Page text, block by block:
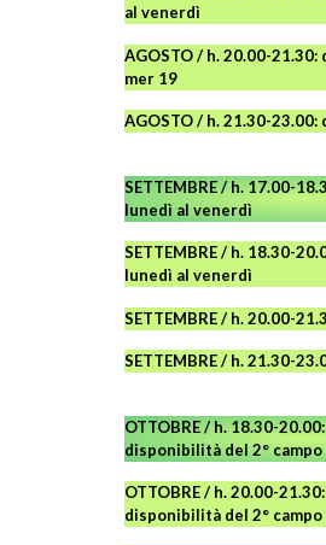
al venerdì
AGOSTO / h. 20.00-
mer 19
AGOSTO/ h. 21.30-23.00:
SETTEMBRE / h. 17.00-
lunedì al venerdì
SETTEMBRE / h. 18.30-
lunedì al venerdì
SETTEMBRE / h. 20.00-
SETTEMBRE / h. 21.30-
OTTOBRE / h. 18.30-
disponibilità del 2° campo
OTTOBRE / h. 20.00-
disponibilità del 2° campo